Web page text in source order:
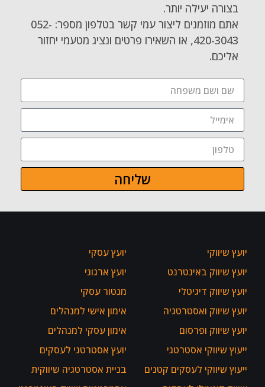
בצורה יעילה יותר.
אתם מוזמנים ליצור עמי קשר בטלפון מספר: 052-
420-3043, או השאירו פרטים ונציג מטעמי יחזור
אליכם.
שליחה
יועץ עסקי
יועץ ארגוני
מנטור עסקי
אימון אישי למנהלים
אימון עסקי למנהלים
יועץ אסטרטגי לעסקים
בניית אסטרטגיה שיווקית
יועץ שיווקי
יועץ שיווק באינטרנט
יועץ שיווק דיגיטלי
יועץ שיווק ואסטרטגיה
יועץ שיווק ופרסום
ייעוץ שיווקי אסטרטגי
ייעוץ שיווקי לעסקים קטנים